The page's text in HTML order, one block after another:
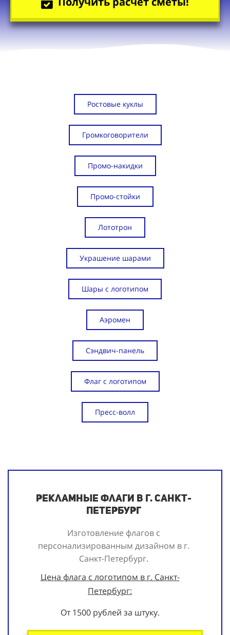
Ростовые куклы
Громкоговорители
Промо-накидки
Промо-стойки
Лототрон
Украшение шарами
Шары с логотипом
Аэромен
Сэндвич-панель
Флаг с логотипом
Пресс-волл
Рекламные флаги в г. Санкт-
Петербург
Изготовление флагов с
персонализированным дизайном в г.
Санкт-Петербург.
Цена флага с логотипом в г. Санкт-
Петербург:
От 1500 рублей за штуку.